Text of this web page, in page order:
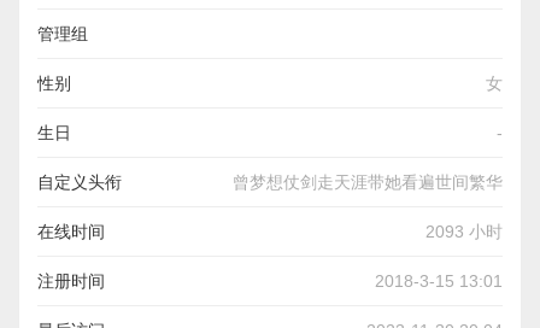
管理组
性别 女
生日 -
自定义头衔 曾梦想仗剑走天涯带她看遍世间繁华
在线时间 2093 小时
注册时间 2018-3-15 13:01